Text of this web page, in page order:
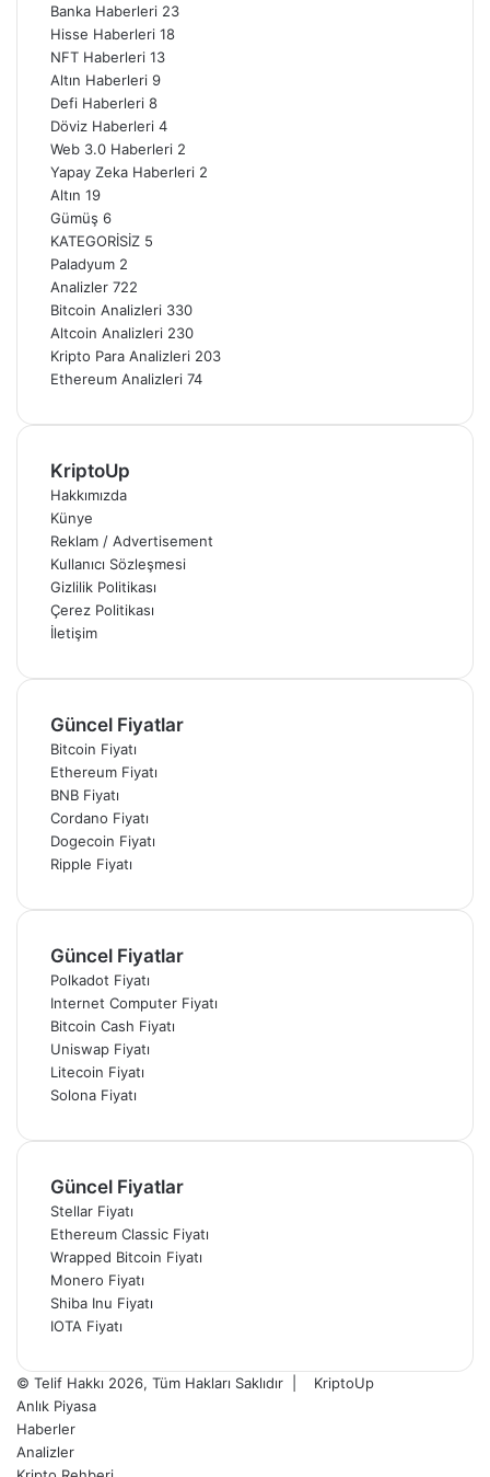
Banka Haberleri 23
Hisse Haberleri 18
NFT Haberleri 13
Altın Haberleri 9
Defi Haberleri 8
Döviz Haberleri 4
Web 3.0 Haberleri 2
Yapay Zeka Haberleri 2
Altın 19
Gümüş 6
KATEGORİSİZ 5
Paladyum 2
Analizler 722
Bitcoin Analizleri 330
Altcoin Analizleri 230
Kripto Para Analizleri 203
Ethereum Analizleri 74
KriptoUp
Hakkımızda
Künye
Reklam / Advertisement
Kullanıcı Sözleşmesi
Gizlilik Politikası
Çerez Politikası
İletişim
Güncel Fiyatlar
Bitcoin Fiyatı
Ethereum Fiyatı
BNB Fiyatı
Cordano Fiyatı
Dogecoin Fiyatı
Ripple Fiyatı
Güncel Fiyatlar
Polkadot Fiyatı
Internet Computer Fiyatı
Bitcoin Cash Fiyatı
Uniswap Fiyatı
Litecoin Fiyatı
Solona Fiyatı
Güncel Fiyatlar
Stellar Fiyatı
Ethereum Classic Fiyatı
Wrapped Bitcoin Fiyatı
Monero Fiyatı
Shiba Inu Fiyatı
IOTA Fiyatı
© Telif Hakkı 2026, Tüm Hakları Saklıdır |
KriptoUp
Anlık Piyasa
Haberler
Analizler